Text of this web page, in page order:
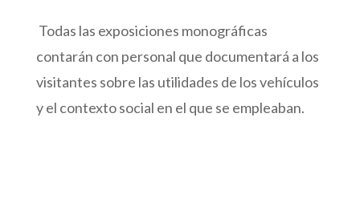
Todas las exposiciones monográficas
contarán con personal que documentará a los
visitantes sobre las utilidades de los vehículos
y el contexto social en el que se empleaban.